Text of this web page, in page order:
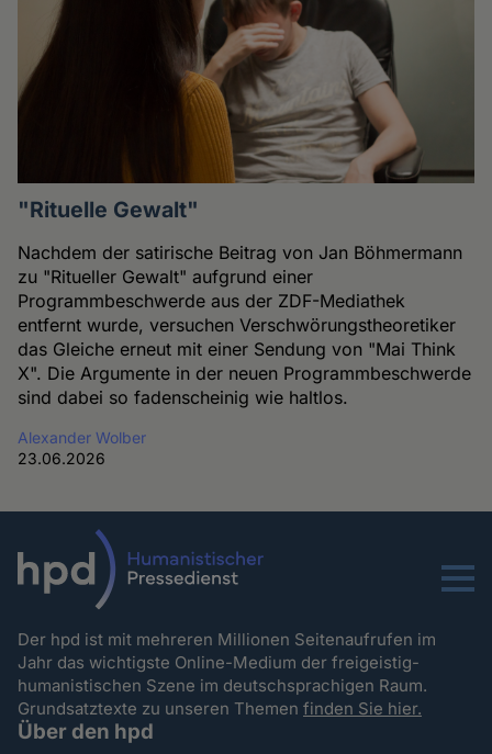
"Rituelle Gewalt"
Nachdem der satirische Beitrag von Jan Böhmermann
zu "Ritueller Gewalt" aufgrund einer
Programmbeschwerde aus der ZDF-Mediathek
entfernt wurde, versuchen Verschwörungstheoretiker
das Gleiche erneut mit einer Sendung von "Mai Think
X". Die Argumente in der neuen Programmbeschwerde
sind dabei so fadenscheinig wie haltlos.
Alexander Wolber
23.06.2026
Menu
Der hpd ist mit mehreren Millionen Seitenaufrufen im
Jahr das wichtigste Online-Medium der freigeistig-
humanistischen Szene im deutschsprachigen Raum.
Grundsatztexte zu unseren Themenfinden Sie hier.
Über den hpd